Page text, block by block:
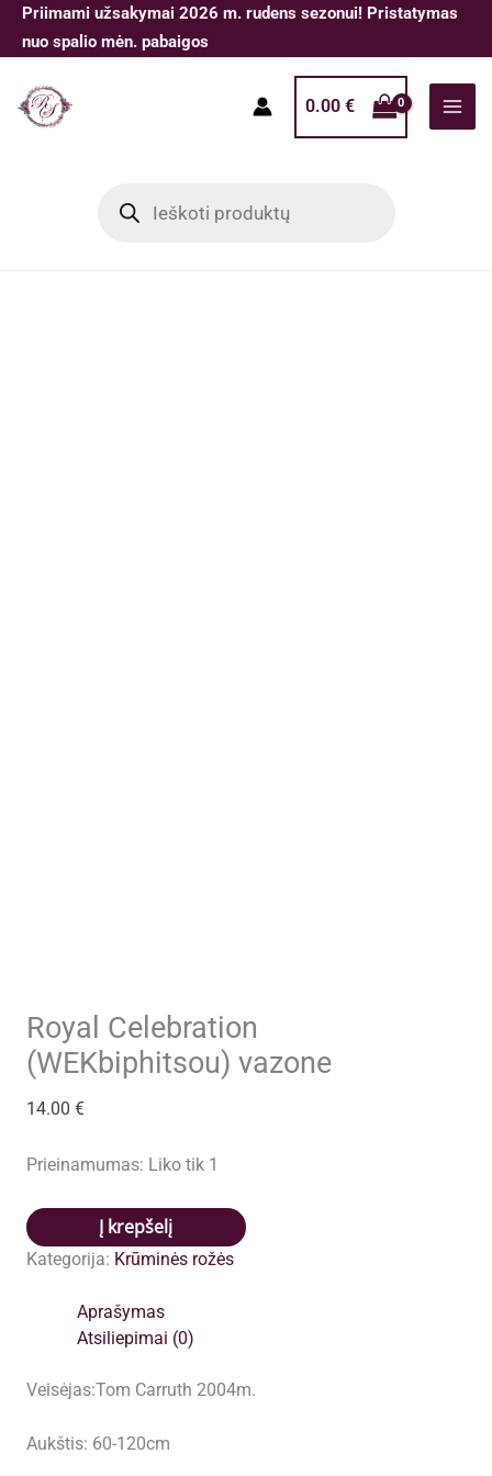
Pereiti
prie
Priimami užsakymai 2026 m. rudens sezonui! Pristatymas
nuo spalio mėn. pabaigos
0.00 €
search
Royal Celebration
(WEKbiphitsou) vazone
14.00 €
Prieinamumas: Liko tik 1
produkto
kiekis:
Royal
(WEKbiphitsou)
Į krepšelį
Kategorija: Krūminės rožės
Aprašymas
Atsiliepimai (0)
Veisėjas:Tom Carruth 2004m.
Aukštis: 60-120cm